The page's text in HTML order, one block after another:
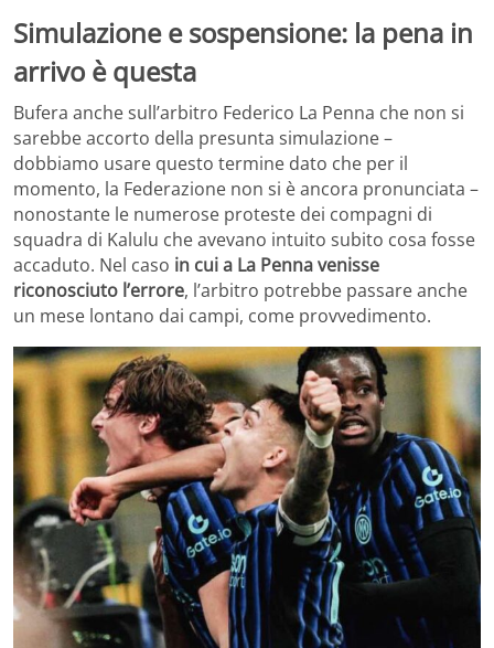
Simulazione e sospensione: la pena in
arrivo è questa
Bufera anche sull’arbitro Federico La Penna che non si
sarebbe accorto della presunta simulazione –
dobbiamo usare questo termine dato che per il
momento, la Federazione non si è ancora pronunciata –
nonostante le numerose proteste dei compagni di
squadra di Kalulu che avevano intuito subito cosa fosse
accaduto. Nel caso in cui a La Penna venisse
riconosciuto l’errore, l’arbitro potrebbe passare anche
un mese lontano dai campi, come provvedimento.